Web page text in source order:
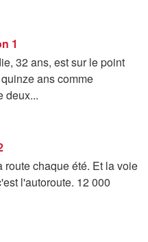
1
32 ans, est sur le point
ans comme
deux...
chaque été. Et la voie
l'autoroute. 12 000